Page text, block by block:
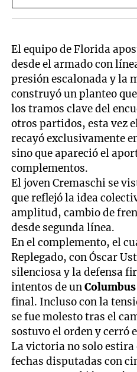
El equipo de Florida
desde el armado con
presión escalonada y la
construyó un planteo
los tramos clave del
otros partidos, esta vez
recayó exclusivamente
sino que apareció el
complementos.
El joven Cremaschi se
que reflejó la idea
amplitud, cambio de
desde segunda línea.
En el complemento, el
Replegado, con Óscar
silenciosa y la defensa
intentos de un
final. Incluso con la
se fue molesto tras el
sostuvo el orden y cerró
La victoria no solo estira
fechas disputadas con